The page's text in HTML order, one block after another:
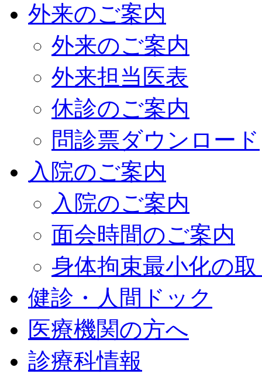
外来のご案内
外来のご案内
外来担当医表
休診のご案内
問診票ダウンロード
入院のご案内
入院のご案内
面会時間のご案内
身体拘束最小化の
健診・人間ドック
医療機関の方へ
診療科情報